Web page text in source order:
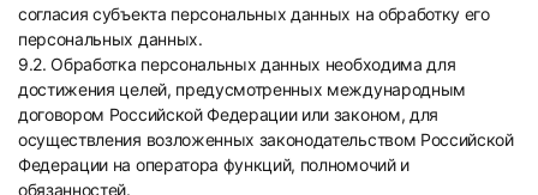
согласия субъекта персональных данных на обработку его
персональных данных.
9.2. Обработка персональных данных необходима для
достижения целей, предусмотренных международным
договором Российской Федерации или законом, для
осуществления возложенных законодательством Российской
Федерации на оператора функций, полномочий и
обязанностей.